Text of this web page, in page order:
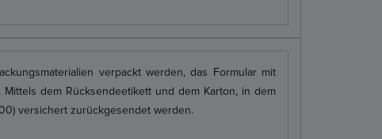
verpackt werden, das Formular mit
dem Rücksendeetikett und dem Karton, in dem
versichert zurückgesendet werden.